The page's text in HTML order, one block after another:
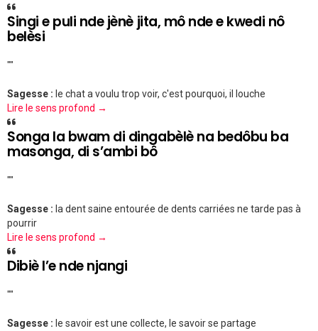
Singi e puli nde jènè jita, mô nde e kwedi nô
belèsi
""
Sagesse : le chat a voulu trop voir, c'est pourquoi, il louche
Lire le sens profond →
Songa la bwam di dingabèlè na bedôbu ba
masonga, di s’ambi bô
""
Sagesse : la dent saine entourée de dents carriées ne tarde pas à
pourrir
Lire le sens profond →
Dibiè l’e nde njangi
""
Sagesse : le savoir est une collecte, le savoir se partage